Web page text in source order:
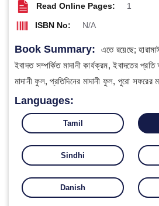
Read Online Pages: 1
ISBN No: N/A
Book Summary:
এতে রয়েছে;
ইবাদত সম্পর্কিত মাদানী কার্যক্রম, ইবাদতের
মাদানী ফুল, প্রতিদিনের মাদানী ফুল, পুরো সফরের
Languages:
Tamil
Sindhi
Danish